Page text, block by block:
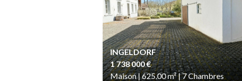
INGELDORF
1 738 000 €
Maison | 625.00m²| 7Chambres